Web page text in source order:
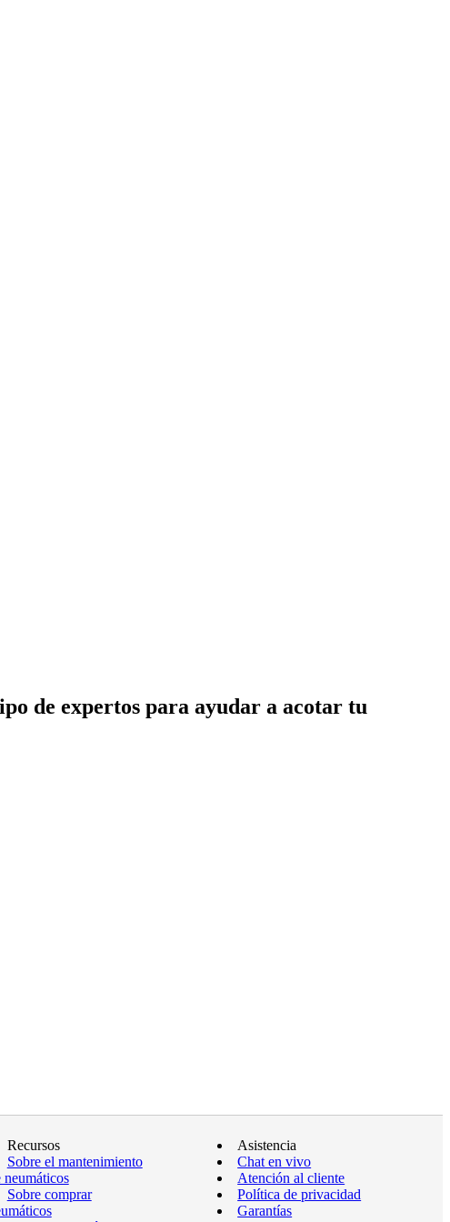
de expertos para ayudar a acotar tu
Recursos
Sobre el mantenimiento
neumáticos
Sobre comprar
Asistencia
Chat en vivo
Atención al cliente
Política de privacidad
Garantías